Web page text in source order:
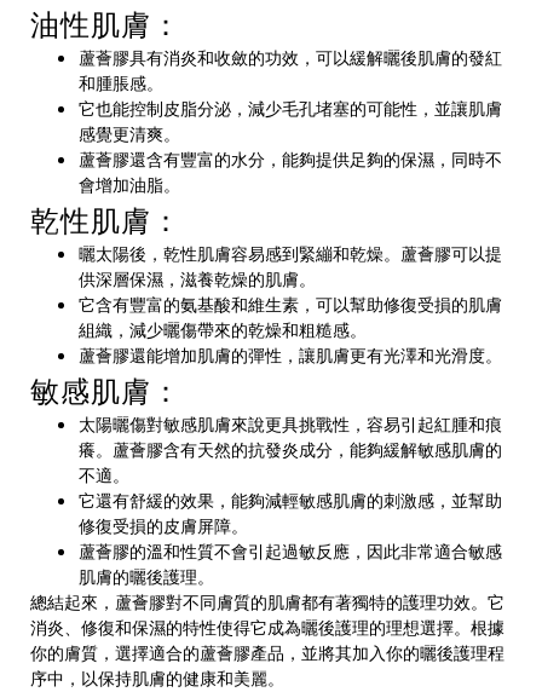
油性肌膚：
蘆薈膠具有消炎和收斂的功效，可以緩解曬後肌膚的發紅
和腫脹感。
它也能控制皮脂分泌，減少毛孔堵塞的可能性，並讓肌膚
感覺更清爽。
蘆薈膠還含有豐富的水分，能夠提供足夠的保濕，同時不
會增加油脂。
乾性肌膚：
曬太陽後，乾性肌膚容易感到緊繃和乾燥。蘆薈膠可以提
供深層保濕，滋養乾燥的肌膚。
它含有豐富的氨基酸和維生素，可以幫助修復受損的肌膚
組織，減少曬傷帶來的乾燥和粗糙感。
蘆薈膠還能增加肌膚的彈性，讓肌膚更有光澤和光滑度。
敏感肌膚：
太陽曬傷對敏感肌膚來說更具挑戰性，容易引起紅腫和痕
癢。蘆薈膠含有天然的抗發炎成分，能夠緩解敏感肌膚的
不適。
它還有舒緩的效果，能夠減輕敏感肌膚的刺激感，並幫助
修復受損的皮膚屏障。
蘆薈膠的溫和性質不會引起過敏反應，因此非常適合敏感
肌膚的曬後護理。
總結起來，蘆薈膠對不同膚質的肌膚都有著獨特的護理功效。它
消炎、修復和保濕的特性使得它成為曬後護理的理想選擇。根據
你的膚質，選擇適合的蘆薈膠產品，並將其加入你的曬後護理程
序中，以保持肌膚的健康和美麗。